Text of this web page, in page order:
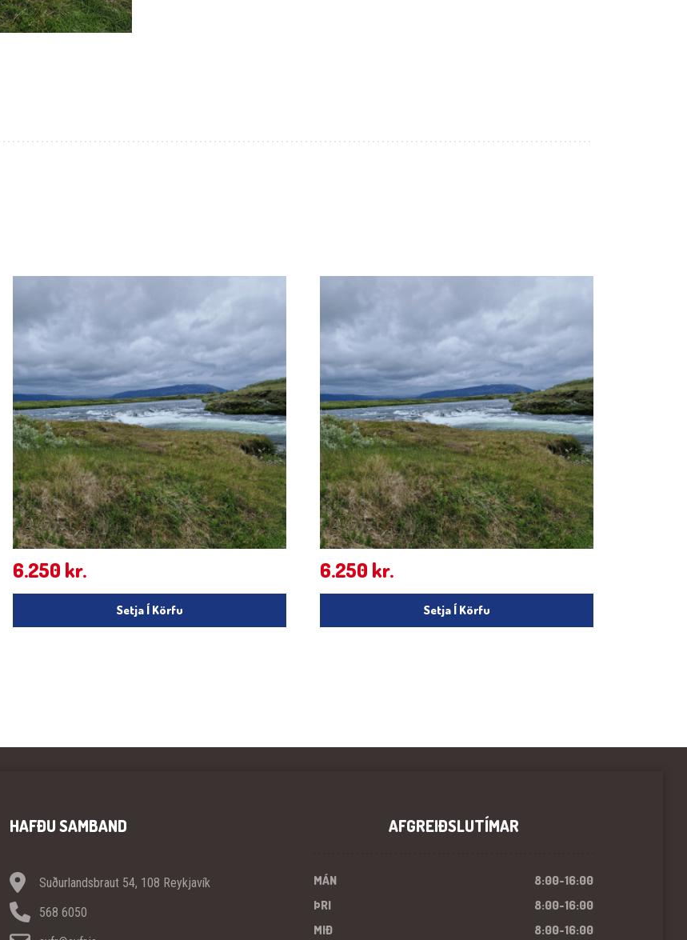
6.250 kr.
Setja Í Körfu
6.250 kr.
Setja Í Körfu
HAFÐU SAMBAND
Suðurlandsbraut 54, 108 Reykjavík
568 6050
AFGREIÐSLUTÍMAR
MÁN
8:00-16:00
ÞRI
8:00-16:00
MIÐ
8:00-16:00